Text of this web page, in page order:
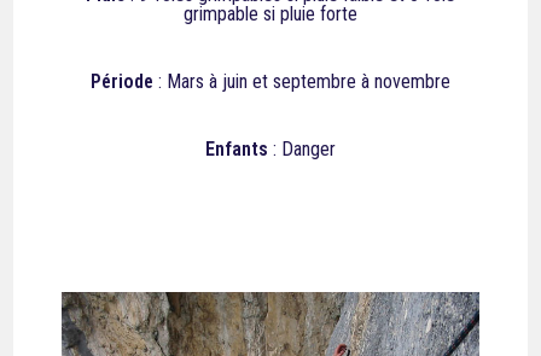
grimpable si pluie forte
Période : Mars à juin et septembre à novembre
Enfants : Danger